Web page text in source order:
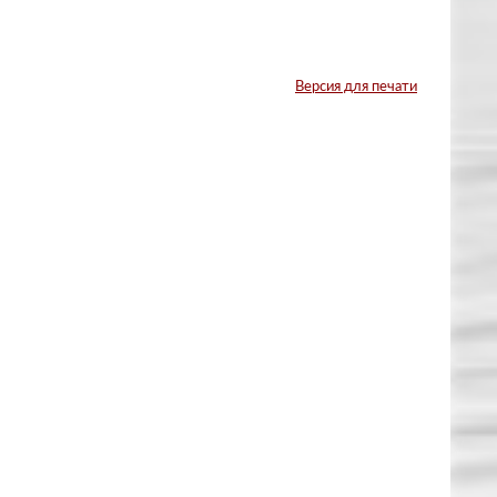
Версия для печати